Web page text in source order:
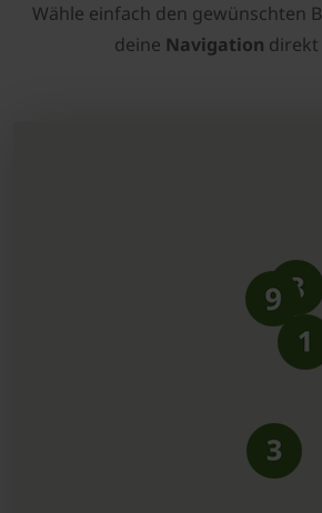
Wähle einfach den gewünschten
deine Navigation direkt